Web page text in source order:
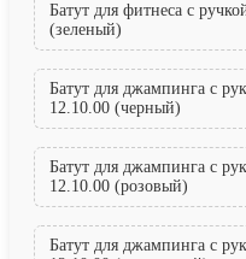
Батут для фитнеса с
(зеленый)
Батут для джампинга с
12.10.00 (черный)
Батут для джампинга с
12.10.00 (розовый)
Батут для джампинга с